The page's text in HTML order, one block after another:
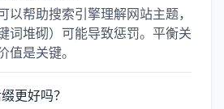
以帮助搜索引擎理解网站主题，
词堆砌）可能导致惩罚。平衡关
值是关键。
更好吗？